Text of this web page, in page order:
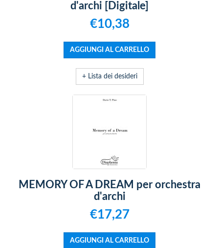
d'archi [Digitale]
€10,38
+ Lista dei desideri
MEMORY OF A DREAM per orchestra
d'archi
€17,27